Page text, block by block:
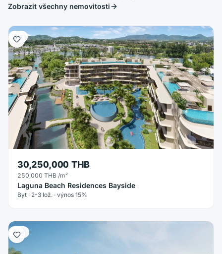
Zobrazit všechny nemovitosti
Byt
30,250,000 THB
250,000 THB /m²
Laguna Beach Residences Bayside
Byt · 2-3 lož. · výnos 15%
Vila